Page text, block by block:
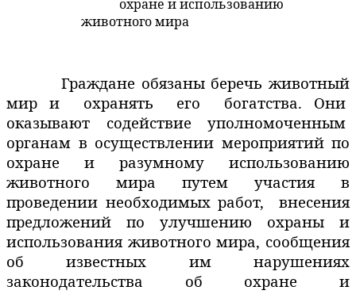
охране и использованию
животного мира
Граждане обязаны беречь животный
мир и
охранять его
богатства. Они
оказывают
содействие
уполномоченным
органам в осуществлении мероприятий по
охране и разумному использованию
животного мира путем участия в
проведении необходимых работ,
внесения
предложений по улучшению охраны и
использования животного мира, сообщения
об известных им нарушениях
законодательства об охране и